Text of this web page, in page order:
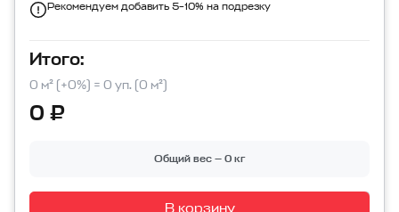
Рекомендуем добавить 5–10% на подрезку
Итого:
0 м² (+0%) = 0 уп. (0 м²)
0 ₽
Общий вес — 0 кг